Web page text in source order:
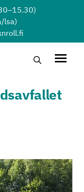
lsa)
Sök …